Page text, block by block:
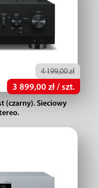
4 199,00 zł
3 899,00 zł / szt.
(czarny). Sieciowy